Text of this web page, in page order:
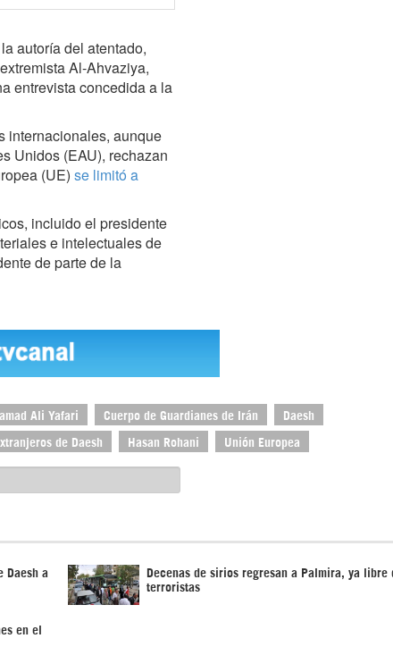
autoría del atentado,
Al-Ahvaziya,
entrevista concedida a la
internacionales, aunque
Unidos (EAU), rechazan
(UE) se limitó a
incluido el presidente
e intelectuales de
de parte de la
Ali Yafari Cuerpo de Guardianes de Irán Daesh
de Daesh Hasan Rohani Unión Europea
Daesh a Decenas de sirios regresan a Palmira, ya libre
terroristas
en el